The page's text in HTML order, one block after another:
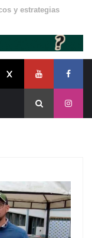
y estrategias